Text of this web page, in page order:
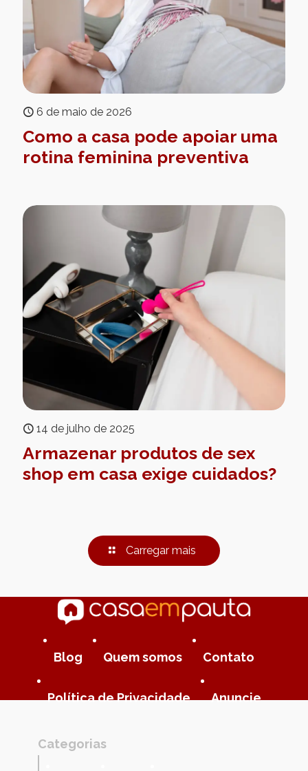
6 de maio de 2026
Como a casa pode apoiar uma
rotina feminina preventiva
14 de julho de 2025
Armazenar produtos de sex
shop em casa exige cuidados?
Carregar mais
Blog Quem somos Contato
Política de Privacidade Anuncie
Categorias